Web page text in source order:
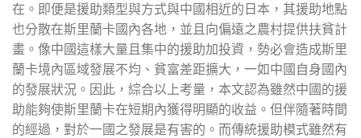
在。即便是援助類型與方式與中國相近的日本，其援助地點
也分散在斯里蘭卡國內各地，並且向偏遠之農村提供扶貧計
畫。像中國這樣大量且集中的援助加投資，勢必會造成斯里
蘭卡境內區域發展不均、貧富差距擴大，一如中國自身國內
的發展狀況。因此，綜合以上考量，本文認為雖然中國的援
助能夠使斯里蘭卡在短期內獲得明顯的收益。但伴隨著時間
的經過，對於一國之發展是有害的。而傳統援助模式雖然有